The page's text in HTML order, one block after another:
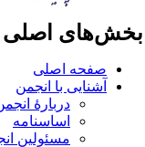
اصلی
صفحه اصلی
آشنایی با انجمن
دربارۀ انجمن
اساسنامه
مسئولین